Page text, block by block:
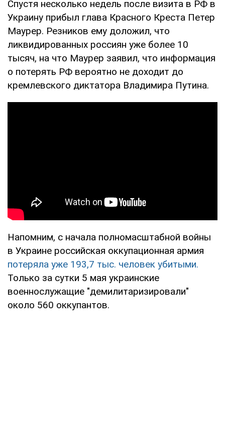
Спустя несколько недель после визита в РФ в
Украину прибыл глава Красного Креста Петер
Маурер. Резников ему доложил, что
ликвидированных россиян уже более 10
тысяч, на что Маурер заявил, что информация
о потерять РФ вероятно не доходит до
кремлевского диктатора Владимира Путина.
Напомним, с начала полномасштабной войны
в Украине российская оккупационная армия
потеряла уже 193,7 тыс. человек убитыми.
Только за сутки 5 мая украинские
военнослужащие "демилитаризировали"
около 560 оккупантов.